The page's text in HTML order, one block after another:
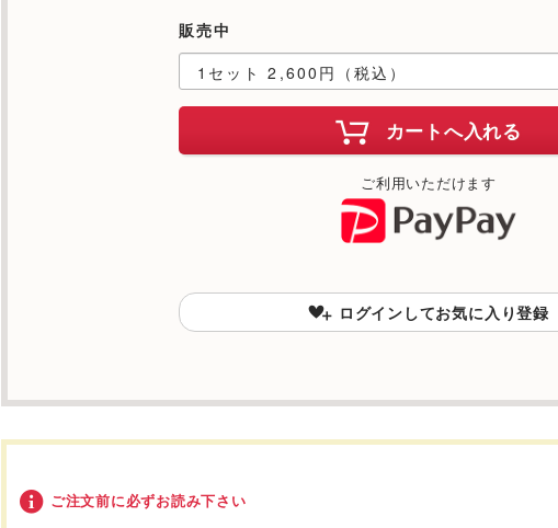
販売中
カートへ入れる
ご利用いただけます
ログインしてお気に入り登録
ご注文前に必ずお読み下さい